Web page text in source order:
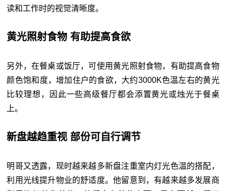
读和工作时的视觉清晰度。
黄光照射食物 有助提高食欲
另外，在餐桌或饭厅，可使用黄光照射食物，有助提高食物
颜色饱和度，增加住户的食欲，大约3000K色温左右的黄光
比较理想，因此一些高级餐厅都会添置黄光或烛光于餐桌
上。
新盘越趋重视 部份可自行调节
明哥又透露，现时越来越多新盘注重室内灯光色温的搭配，
利用光线提升物业的舒适度。他留意到，有越来越多发展商